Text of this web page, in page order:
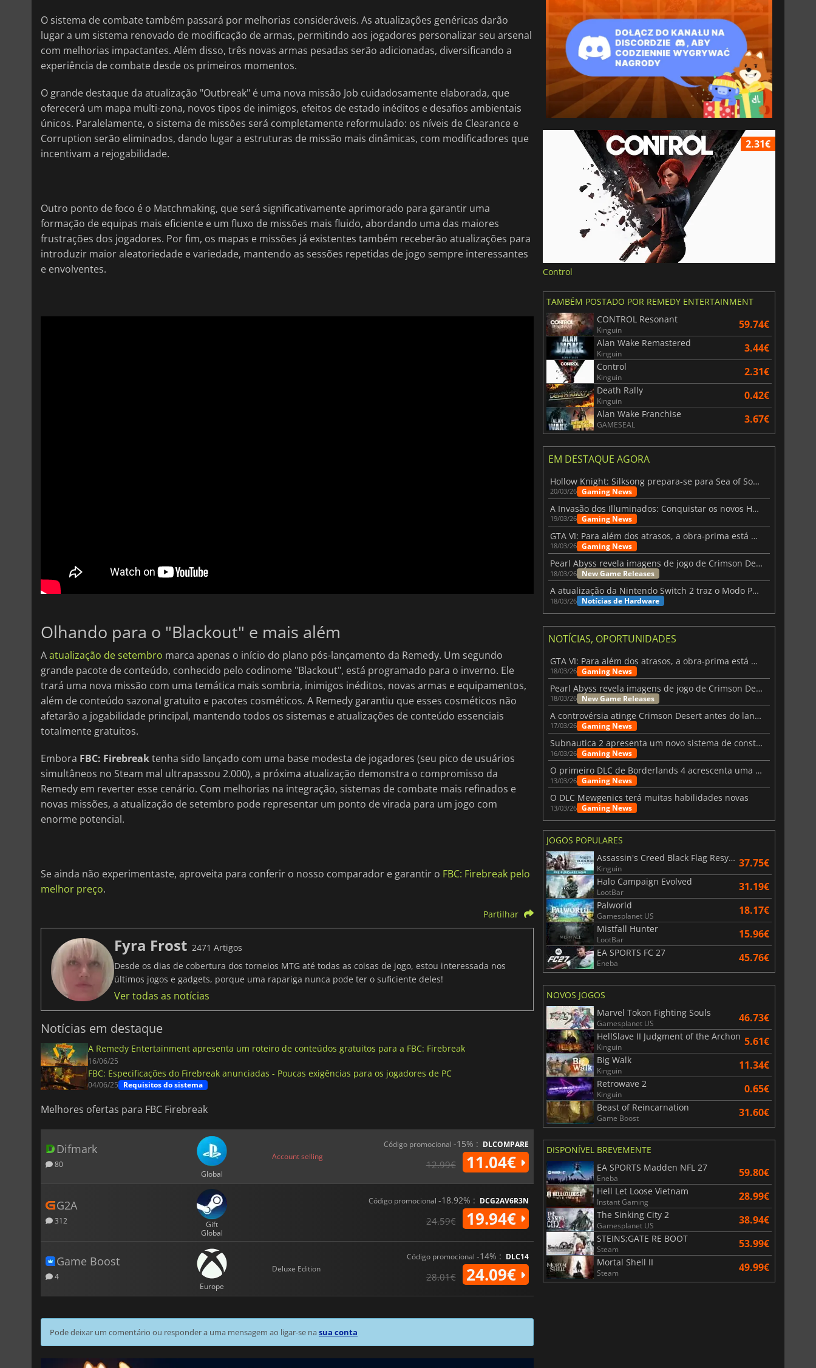
O sistema de combate também passará por melhorias consideráveis. As atualizações genéricas darão
lugar a um sistema renovado de modificação de armas, permitindo aos jogadores personalizar seu arsenal
com melhorias impactantes. Além disso, três novas armas pesadas serão adicionadas, diversificando a
experiência de combate desde os primeiros momentos.
O grande destaque da atualização "Outbreak" é uma nova missão Job cuidadosamente elaborada, que
oferecerá um mapa multi-zona, novos tipos de inimigos, efeitos de estado inéditos e desafios ambientais
únicos. Paralelamente, o sistema de missões será completamente reformulado: os níveis de Clearance e
Corruption serão eliminados, dando lugar a estruturas de missão mais dinâmicas, com modificadores que
incentivam a rejogabilidade.
Outro ponto de foco é o Matchmaking, que será significativamente aprimorado para garantir uma
formação de equipas mais eficiente e um fluxo de missões mais fluido, abordando uma das maiores
frustrações dos jogadores. Por fim, os mapas e missões já existentes também receberão atualizações para
introduzir maior aleatoriedade e variedade, mantendo as sessões repetidas de jogo sempre interessantes
e envolventes.
Olhando para o "Blackout" e mais além
Aatualização de setembro marca apenas o início do plano pós-lançamento da Remedy. Um segundo
grande pacote de conteúdo, conhecido pelo codinome "Blackout", está programado para o inverno. Ele
trará uma nova missão com uma temática mais sombria, inimigos inéditos, novas armas e equipamentos,
além de conteúdo sazonal gratuito e pacotes cosméticos. A Remedy garantiu que esses cosméticos não
afetarão a jogabilidade principal, mantendo todos os sistemas e atualizações de conteúdo essenciais
totalmente gratuitos.
Embora FBC: Firebreaktenha sido lançado com uma base modesta de jogadores (seu pico de usuários
simultâneos no Steam mal ultrapassou 2.000), a próxima atualização demonstra o compromisso da
Remedy em reverter esse cenário. Com melhorias na integração, sistemas de combate mais refinados e
novas missões, a atualização de setembro pode representar um ponto de virada para um jogo com
enorme potencial.
Se ainda não experimentaste, aproveita para conferir o nosso comparador e garantir o FBC: Firebreak pelo
melhor preço.
Partilhar
Fyra Frost 2471 Artigos
Desde os dias de cobertura dos torneios MTG até todas as coisas de jogo, estou interessada nos
últimos jogos e gadgets, porque uma rapariga nunca pode ter o suficiente deles!
Ver todas as notícias
Notícias em destaque
A Remedy Entertainment apresenta um roteiro de conteúdos gratuitos para a FBC: Firebreak
16/06/25
FBC: Especificações do Firebreak anunciadas - Poucas exigências para os jogadores de PC
04/06/25 Requisitos do sistema
Melhores ofertas para FBC Firebreak
Difmark
80
Global
Account selling
Código promocional -15% : DLCOMPARE
12.99€ 11.04€
G2A
312
Gift
Global
Código promocional -18.92% : DCG2AV6R3N
24.59€ 19.94€
Game Boost
4
Europe
Deluxe Edition
Código promocional -14% : DLC14
28.01€ 24.09€
Pode deixar um comentário ou responder a uma mensagem ao ligar-se nasua conta
2.31€
Control
TAMBÉM POSTADO POR REMEDY ENTERTAINMENT
CONTROL Resonant
Kinguin 59.74€
Alan Wake Remastered
Kinguin 3.44€
Control
Kinguin 2.31€
Death Rally
Kinguin 0.42€
Alan Wake Franchise
GAMESEAL 3.67€
EM DESTAQUE AGORA
Hollow Knight: Silksong prepara-se para Sea of Sorrow com um patch
20/03/26 Gaming News
A Invasão dos Illuminados: Conquistar os novos Helldivers 2 Atualização!
19/03/26 Gaming News
GTA VI: Para além dos atrasos, a obra-prima está quase a chegar
18/03/26 Gaming News
Pearl Abyss revela imagens de jogo de Crimson Desert para a PS5
18/03/26 New Game Releases
A atualização da Nintendo Switch 2 traz o Modo Portátil aos jogos mais antigos da Switch
18/03/26 Notícias de Hardware
NOTÍCIAS, OPORTUNIDADES
GTA VI: Para além dos atrasos, a obra-prima está quase a chegar
18/03/26 Gaming News
Pearl Abyss revela imagens de jogo de Crimson Desert para a PS5
18/03/26 New Game Releases
A controvérsia atinge Crimson Desert antes do lançamento
17/03/26 Gaming News
Subnautica 2 apresenta um novo sistema de construção de bases
16/03/26 Gaming News
O primeiro DLC de Borderlands 4 acrescenta uma nova personagem e muito mais
13/03/26 Gaming News
O DLC Mewgenics terá muitas habilidades novas
13/03/26 Gaming News
JOGOS POPULARES
Assassin's Creed Black Flag Resynced
Kinguin 37.75€
Halo Campaign Evolved
LootBar 31.19€
Palworld
Gamesplanet US 18.17€
Mistfall Hunter
LootBar 15.96€
EA SPORTS FC 27
Eneba 45.76€
NOVOS JOGOS
Marvel Tokon Fighting Souls
Gamesplanet US 46.73€
HellSlave II Judgment of the Archon
Kinguin 5.61€
Big Walk
Kinguin 11.34€
Retrowave 2
Kinguin 0.65€
Beast of Reincarnation
Game Boost 31.60€
DISPONÍVEL BREVEMENTE
EA SPORTS Madden NFL 27
Eneba 59.80€
Hell Let Loose Vietnam
Instant Gaming 28.99€
The Sinking City 2
Gamesplanet US 38.94€
STEINS;GATE RE BOOT
Steam 53.99€
Mortal Shell II
Steam 49.99€